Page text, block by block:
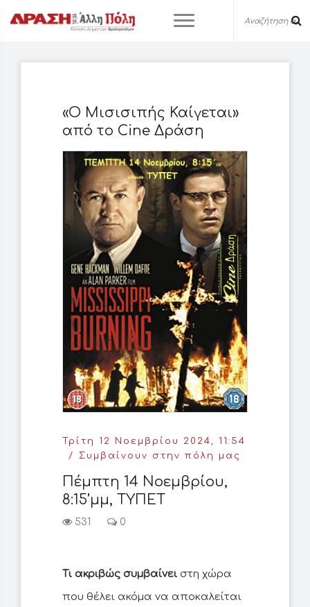
«Ο Μισισιπής Καίγεται»
από το Cine Δράση
Τρίτη 12 Νοεμβρίου 2024, 11:54
Συμβαίνουν στην πόλη μας
Πέμπτη 14 Νοεμβρίου,
8:15’μμ, ΤΥΠΕΤ
531 0
Τι ακριβώς συμβαίνει στη χώρα
που θέλει ακόμα να αποκαλείται